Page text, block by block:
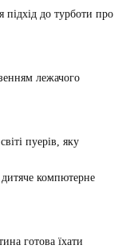
підхід до турботи про
лежачого
пуерів, яку
компютерне
готова їхати